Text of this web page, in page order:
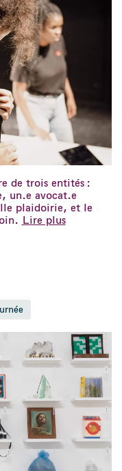
de trois entités :
un.e avocat.e
plaidoirie, et le
Lire plus